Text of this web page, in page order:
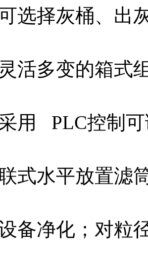
择灰桶、出灰
多变的箱式组
PLC控制可
水平放置滤
净化；对粒径